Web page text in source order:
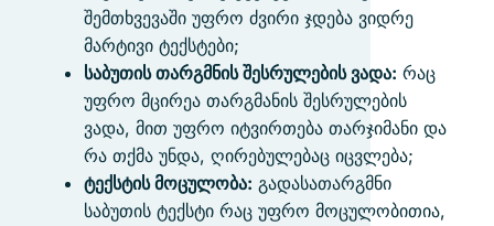
შემთხვევაში უფრო ძვირი ჯდება ვიდრე
მარტივი ტექსტები;
საბუთის თარგმნის შესრულების ვადა: რაც
უფრო მცირეა თარგმანის შესრულების
ვადა, მით უფრო იტვირთება თარჯიმანი და
რა თქმა უნდა, ღირებულებაც იცვლება;
ტექსტის მოცულობა: გადასათარგმნი
საბუთის ტექსტი რაც უფრო მოცულობითია,